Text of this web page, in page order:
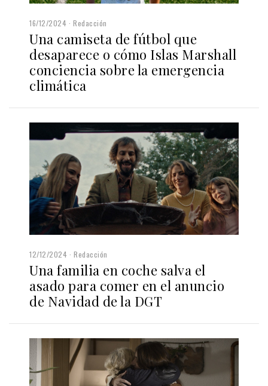
16/12/2024 Redacción
Una camiseta de fútbol que
desaparece o cómo Islas Marshall
conciencia sobre la emergencia
climática
12/12/2024 Redacción
Una familia en coche salva el
asado para comer en el anuncio
de Navidad de la DGT